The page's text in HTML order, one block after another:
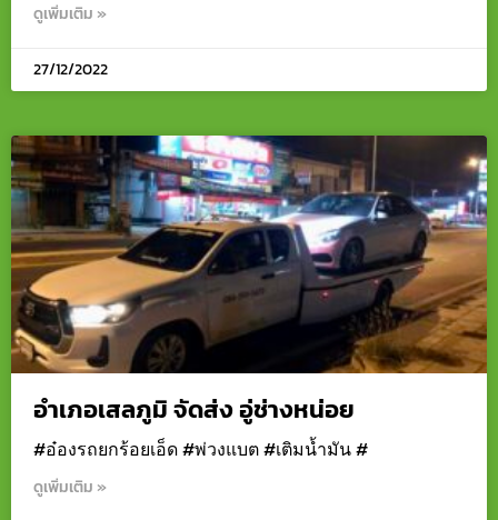
ดูเพิ่มเติม »
27/12/2022
อำเภอเสลภูมิ จัดส่ง อู่ช่างหน่อย
#อ๋องรถยกร้อยเอ็ด #พ่วงแบต #เติมน้ำมัน #
ดูเพิ่มเติม »